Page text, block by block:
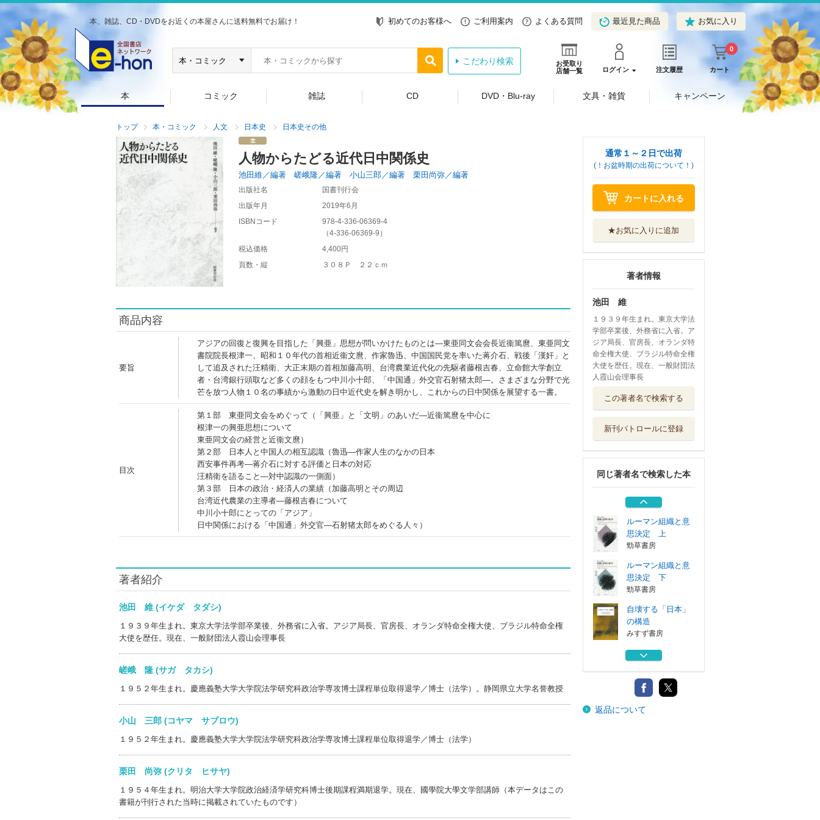
本、雑誌、CD・DVDをお近くの本屋さんに送料無料でお届け！ 初めてのお客様へ ご利用案内 よくある質問 最近見た商品 お気に入り
お受取り
店舗一覧
ログイン 注文履歴 カート
0
こだわり検索
本 コミック 雑誌 CD DVD・Blu-ray 文具・雑貨 キャンペーン
トップ 本・コミック 人文 日本史 日本史その他
人物からたどる近代日中関係史
池田維／編著 嵯峨隆／編著 小山三郎／編著 栗田尚弥／編著
出版社名
国書刊行会
出版年月
2019年6月
ISBNコード
978-4-336-06369-4
（4-336-06369-9 ）
税込価格
4,400円
頁数・縦
３０８Ｐ ２２ｃｍ
商品内容
要旨
アジアの回復と復興を目指した「興亜」思想が問いかけたものとは―東亜同文会会長近衞篤麿、東亜同文
書院院長根津一、昭和１０年代の首相近衞文麿、作家魯迅、中国国民党を率いた蒋介石、戦後「漢奸」と
して追及された汪精衛、大正末期の首相加藤高明、台湾農業近代化の先駆者藤根吉春、立命館大学創立
者・台湾銀行頭取など多くの顔をもつ中川小十郎、「中国通」外交官石射猪太郎―。さまざまな分野で光
芒を放つ人物１０名の事績から激動の日中近代史を解き明かし、これからの日中関係を展望する一書。
目次
第１部 東亜同文会をめぐって（「興亜」と「文明」のあいだ―近衞篤麿を中心に
根津一の興亜思想について
東亜同文会の経営と近衞文麿）
第２部 日本人と中国人の相互認識（魯迅―作家人生のなかの日本
西安事件再考―蒋介石に対する評価と日本の対応
汪精衛を語ること―対中認識の一側面）
第３部 日本の政治・経済人の業績（加藤高明とその周辺
台湾近代農業の主導者―藤根吉春について
中川小十郎にとっての「アジア」
日中関係における「中国通」外交官―石射猪太郎をめぐる人々）
著者紹介
池田 維 (イケダ タダシ)
１９３９年生まれ。東京大学法学部卒業後、外務省に入省。アジア局長、官房長、オランダ特命全権大使、ブラジル特命全権
大使を歴任。現在、一般財団法人霞山会理事長
嵯峨 隆 (サガ タカシ)
１９５２年生まれ。慶應義塾大学大学院法学研究科政治学専攻博士課程単位取得退学／博士（法学）。静岡県立大学名誉教授
小山 三郎 (コヤマ サブロウ)
１９５２年生まれ。慶應義塾大学大学院法学研究科政治学専攻博士課程単位取得退学／博士（法学）
栗田 尚弥 (クリタ ヒサヤ)
１９５４年生まれ。明治大学大学院政治経済学研究科博士後期課程満期退学。現在、國學院大學文学部講師（本データはこの
書籍が刊行された当時に掲載されていたものです）
通常１～２日で出荷
(！お盆時期の出荷について！)
カートに入れる
★お気に入りに追加
著者情報
池田 維
１９３９年生まれ。東京大学法
学部卒業後、外務省に入省。ア
ジア局長、官房長、オランダ特
命全権大使、ブラジル特命全権
大使を歴任。現在、一般財団法
人霞山会理事長
この著者名で検索する
新刊パトロールに登録
同じ著者名で検索した本
の構造
東亜同文会初代会
霞山会
頭山満 アジア主
義者の実像
筑摩書房
ルーマン組織と意
思決定 上
勁草書房
ルーマン組織と意
思決定 下
勁草書房
自壊する「日本」
の構造
みすず書房
東亜同文会初代会
霞山会
頭山満 アジア主
義者の実像
返品について